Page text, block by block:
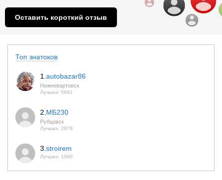
Оставить короткий отзыв
Топ знатоков
1. autobazar86
Нижневартовск
Лучших: 5691
2. МБ230
Рубцовск
Лучших: 2978
3. stroirem
Лучших: 1066